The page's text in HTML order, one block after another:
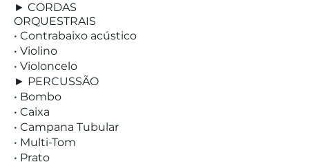
► CORDAS
ORQUESTRAIS
• Contrabaixo acústico
• Violino
• Violoncelo
► PERCUSSÃO
• Bombo
• Caixa
• Campana Tubular
• Multi-Tom
• Prato